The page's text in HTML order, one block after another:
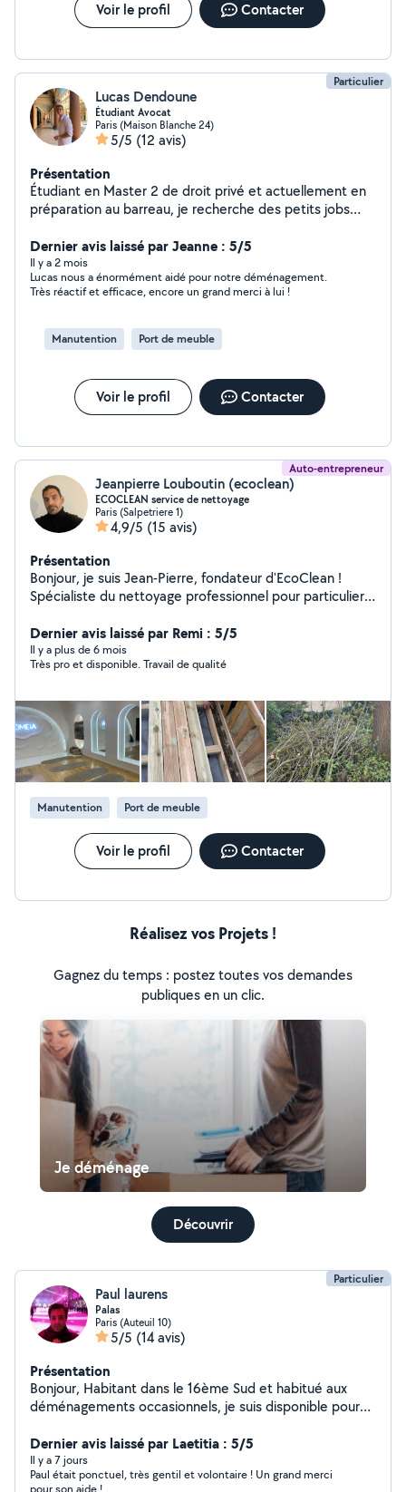
Voir le profil Contacter
Particulier
Lucas Dendoune
Étudiant Avocat
Paris (Maison Blanche 24)
5/5 (12 avis)
Présentation
Étudiant en Master 2 de droit privé et actuellement en
préparation au barreau, je recherche des petits jobs
contacter directement au zero six dix sept quarante et
un quarante six cinquante huit (l'application restreint le
périmètre par moments)
Dernier avis laissé par Jeanne : 5/5
Il y a 2 mois
Lucas nous a énormément aidé pour notre déménagement.
Très réactif et efficace, encore un grand merci à lui !
Manutention Port de meuble
Voir le profil Contacter
Auto-entrepreneur
Jeanpierre Louboutin (ecoclean)
ECOCLEAN service de nettoyage
Paris (Salpetriere 1)
4,9/5 (15 avis)
Présentation
Bonjour, je suis Jean-Pierre, fondateur d'EcoClean !
Spécialiste du nettoyage professionnel pour particuliers
extérieures Fins de chantier remise en état après
travaux Airbnb, déménagements, avant / après travaux
tout redevient nickel ! Travail rapide, soigné et éco-
respectueux de l'environnement Paiement à la fin du
chantier, quand tout est impeccable Devis gratuit et
réponse rapide Jean-Pierre Louboutin EcoClean Le
nettoyage, proprement fait !
Dernier avis laissé par Remi : 5/5
Il y a plus de 6 mois
Très pro et disponible. Travail de qualité
Manutention Port de meuble
Voir le profil Contacter
Réalisez vos Projets !
Gagnez du temps : postez toutes vos demandes
publiques en un clic.
Je déménage
Découvrir
Particulier
Paul laurens
Palas
Paris (Auteuil 10)
5/5 (14 avis)
Présentation
Bonjour, Habitant dans le 16ème Sud et habitué aux
déménagements occasionnels, je suis disponible pour
des sangles élastiques. Possibilité de vous accompagner
en province. Cordialement
Dernier avis laissé par Laetitia : 5/5
Il y a 7 jours
Paul était ponctuel, très gentil et volontaire ! Un grand merci
pour son aide !